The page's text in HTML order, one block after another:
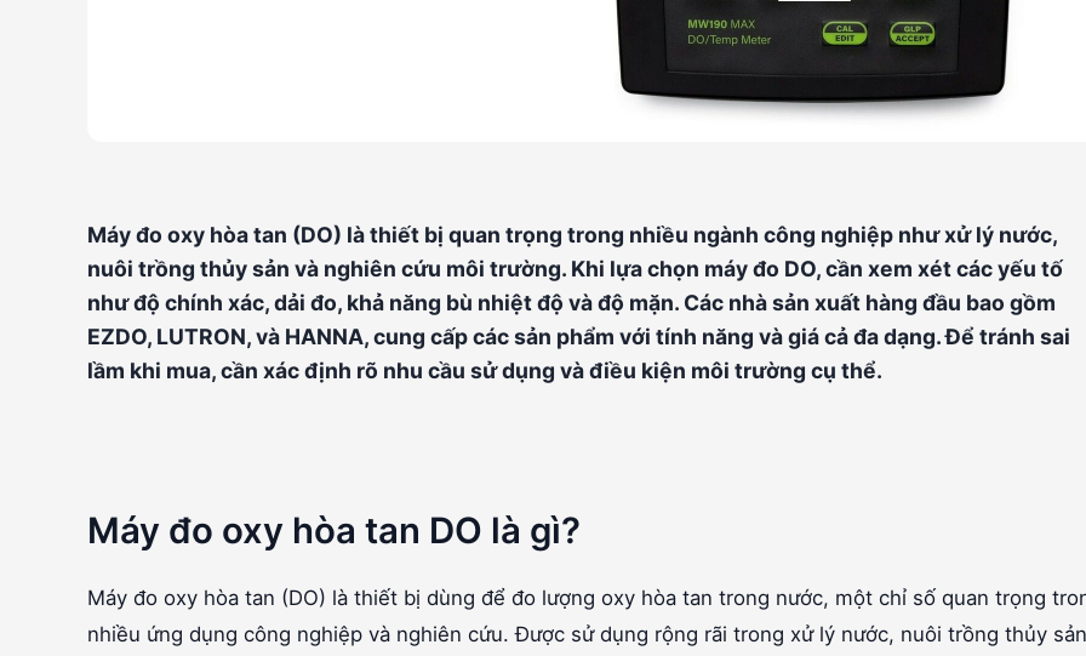
Máy đo oxy hòa tan (DO) là thiết bị quan trọng trong nhiều ngành công nghiệp như xử lý nước,
nuôi trồng thủy sản và nghiên cứu môi trường. Khi lựa chọn máy đo DO, cần xem xét các yếu tố
như độ chính xác, dải đo, khả năng bù nhiệt độ và độ mặn. Các nhà sản xuất hàng đầu bao gồm
EZDO, LUTRON, và HANNA, cung cấp các sản phẩm với tính năng và giá cả đa dạng. Để tránh sai
lầm khi mua, cần xác định rõ nhu cầu sử dụng và điều kiện môi trường cụ thể.
Máy đo oxy hòa tan DO là gì?
Máy đo oxy hòa tan (DO) là thiết bị dùng để đo lượng oxy hòa tan trong nước, một chỉ số quan trọng
nhiều ứng dụng công nghiệp và nghiên cứu. Được sử dụng rộng rãi trong xử lý nước, nuôi trồng thủy sản